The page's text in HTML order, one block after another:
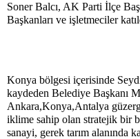
Soner Balcı, AK Parti İlçe
Başkanları ve işletmeciler
Konya bölgesi içerisinde
kaydeden Belediye Başkanı
Ankara,Konya,Antalya
iklime sahip olan stratejik bir
sanayi, gerek tarım alanında